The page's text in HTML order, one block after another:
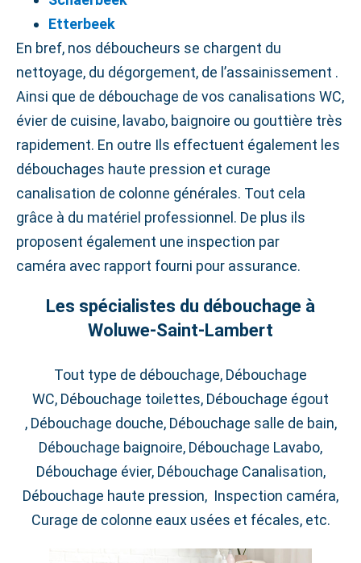
Etterbeek
En bref, nos déboucheurs se chargent du
nettoyage, du dégorgement, de l’assainissement .
Ainsi que de débouchage de vos canalisations WC,
évier de cuisine, lavabo, baignoire ou gouttière très
rapidement. En outre Ils effectuent également les
débouchages haute pression et curage
canalisation de colonne générales. Tout cela
grâce à du matériel professionnel. De plus ils
proposent également une inspection par
caméra avec rapport fourni pour assurance.
Les spécialistes du débouchage à
Woluwe‑Saint‑Lambert
Tout type de débouchage, Débouchage
WC, Débouchage toilettes, Débouchage égout
, Débouchage douche, Débouchage salle de bain,
Débouchage baignoire, Débouchage Lavabo,
Débouchage évier, Débouchage Canalisation,
Débouchage haute pression, Inspection caméra,
Curage de colonne eaux usées et fécales, etc.